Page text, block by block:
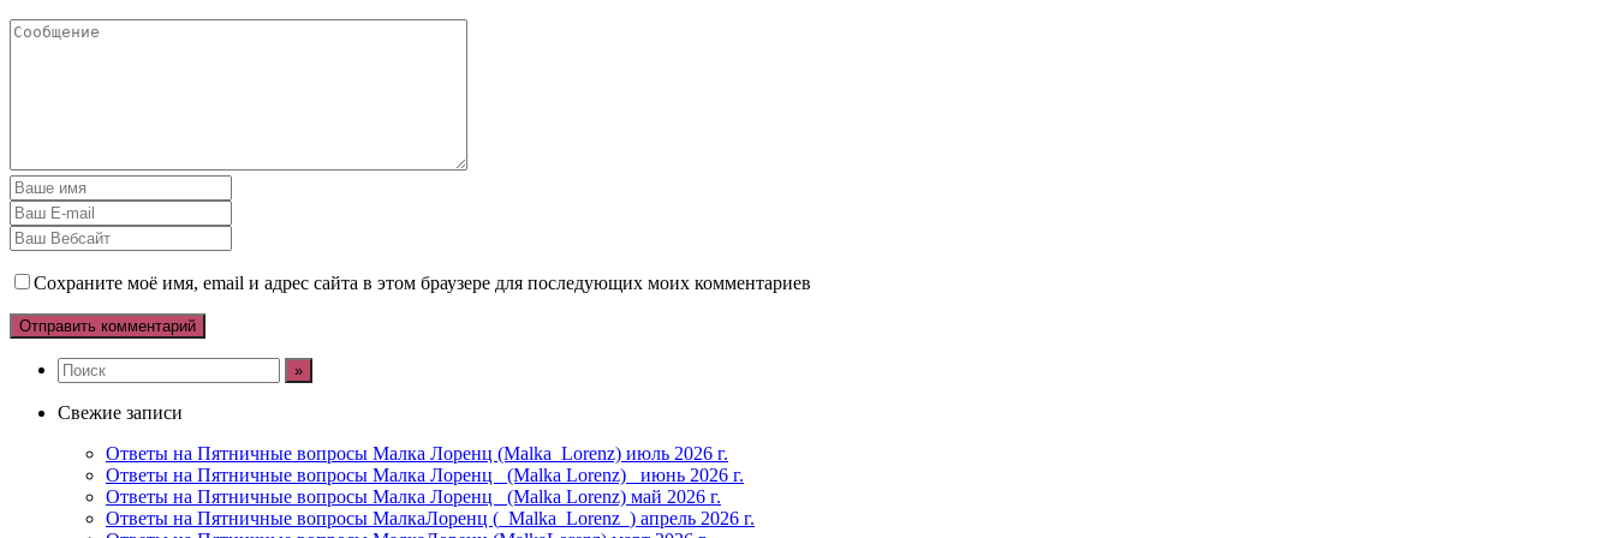
Сохраните моё имя, email и адрес сайта в этом браузере для последующих моих комментариев
Свежие записи
Ответы на Пятничные вопросы Малка Лоренц (Malka_Lorenz) июль 2026 г.
Ответы на Пятничные вопросы Малка Лоренц _(Malka Lorenz)_ июнь 2026 г.
Ответы на Пятничные вопросы Малка Лоренц _(Malka Lorenz) май 2026 г.
Ответы на Пятничные вопросы МалкаЛоренц (_Malka_Lorenz_) апрель 2026 г.